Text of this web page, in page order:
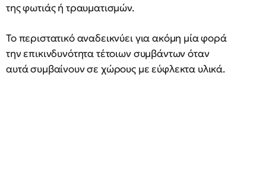
της φωτιάς ή τραυματισμών.
Το περιστατικό αναδεικνύει για ακόμη μία φορά
την επικινδυνότητα τέτοιων συμβάντων όταν
αυτά συμβαίνουν σε χώρους με εύφλεκτα υλικά.